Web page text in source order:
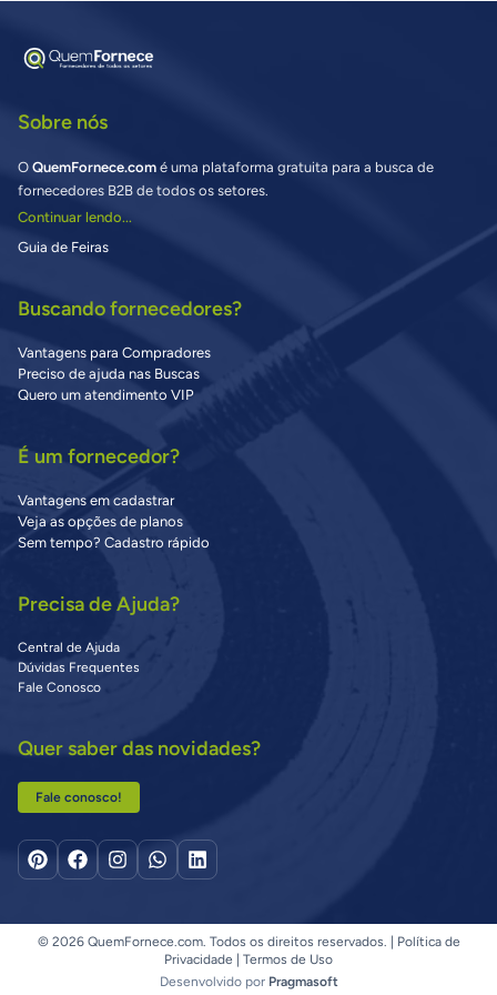
Sobre nós
O QuemFornece.com é uma plataforma gratuita para a busca de
fornecedores B2B de todos os setores.
Continuar lendo...
Guia de Feiras
Buscando fornecedores?
Vantagens para Compradores
Preciso de ajuda nas Buscas
Quero um atendimento VIP
É um fornecedor?
Vantagens em cadastrar
Veja as opções de planos
Sem tempo? Cadastro rápido
Precisa de Ajuda?
Central de Ajuda
Dúvidas Frequentes
Fale Conosco
Quer saber das novidades?
Fale conosco!
© 2026 QuemFornece.com. Todos os direitos reservados. |
Política de
Privacidade
Termos de Uso
Desenvolvido por Pragmasoft